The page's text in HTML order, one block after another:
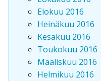
Elokuu 2016
Heinäkuu 2016
Kesäkuu 2016
Toukokuu 2016
Maaliskuu 2016
Helmikuu 2016